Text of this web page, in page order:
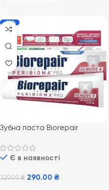
-12%
Зубна паста Biorepair
Є в наявності
329.00₴ 290.00 ₴